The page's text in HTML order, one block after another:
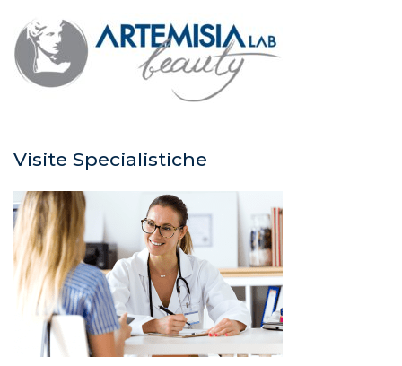
Visite Specialistiche